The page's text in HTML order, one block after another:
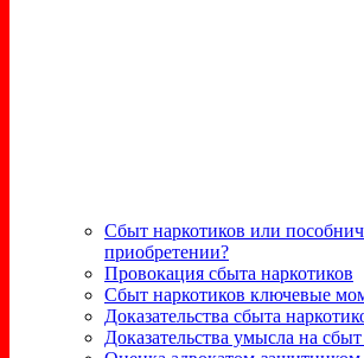
Сбыт наркотиков или
приобретении?
Провокация сбыта наркотиков
Сбыт наркотиков ключевые
Доказательства сбыта
Доказательства умысла на